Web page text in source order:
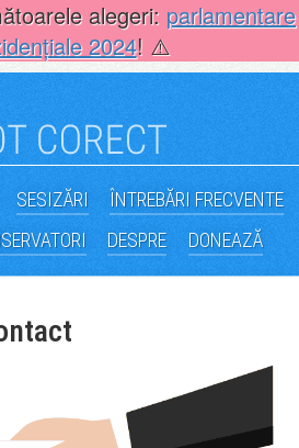
alegeri: parlamentare
2024! ⚠️
SESIZĂRI
ÎNTREBĂRI FRECVENTE
DESPRE DONEAZĂ